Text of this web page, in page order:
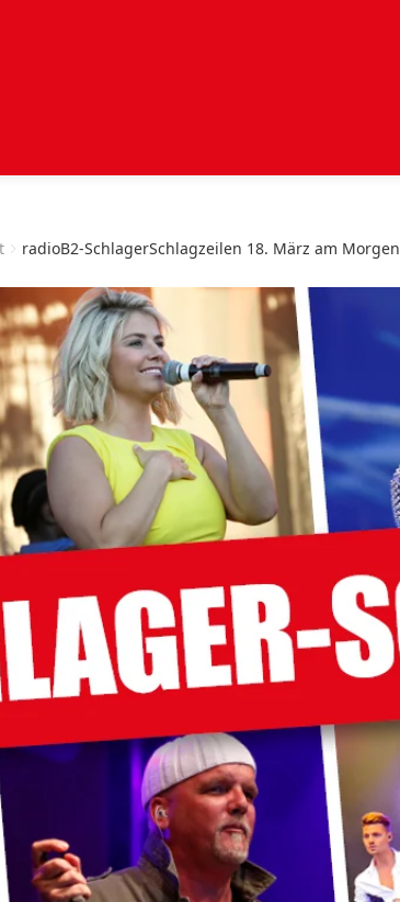
radioB2-SchlagerSchlagzeilen 18. März am Morgen